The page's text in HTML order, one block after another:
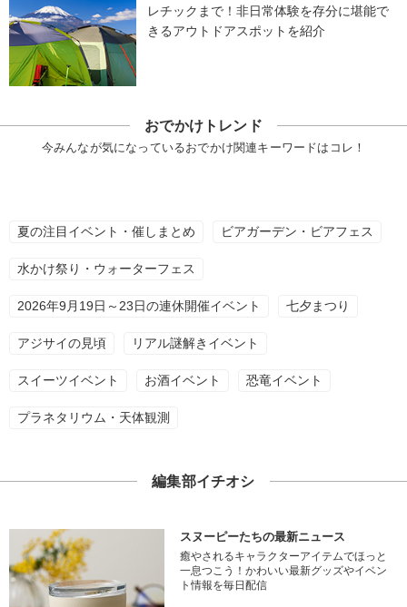
レチックまで！非日常体験を存分に堪能で
きるアウトドアスポットを紹介
おでかけトレンド
今みんなが気になっているおでかけ関連キーワードはコレ！
夏の注目イベント・催しまとめ ビアガーデン・ビアフェス
水かけ祭り・ウォーターフェス
2026年9月19日～23日の連休開催イベント 七夕まつり
アジサイの見頃 リアル謎解きイベント
スイーツイベント お酒イベント 恐竜イベント
プラネタリウム・天体観測
編集部イチオシ
スヌーピーたちの最新ニュース
癒やされるキャラクターアイテムでほっと
一息つこう！かわいい最新グッズやイベン
ト情報を毎日配信